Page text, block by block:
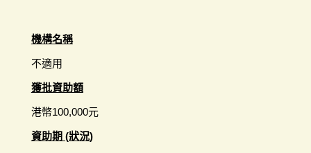
機構名稱
不適用
獲批資助額
港幣100,000元
資助期 (狀況)